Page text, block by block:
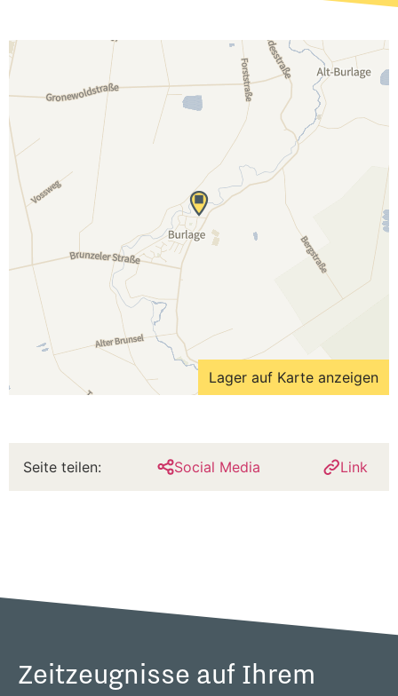
Lager auf Karte anzeigen
Seite teilen: Social Media Link
Zeitzeugnisse auf Ihrem